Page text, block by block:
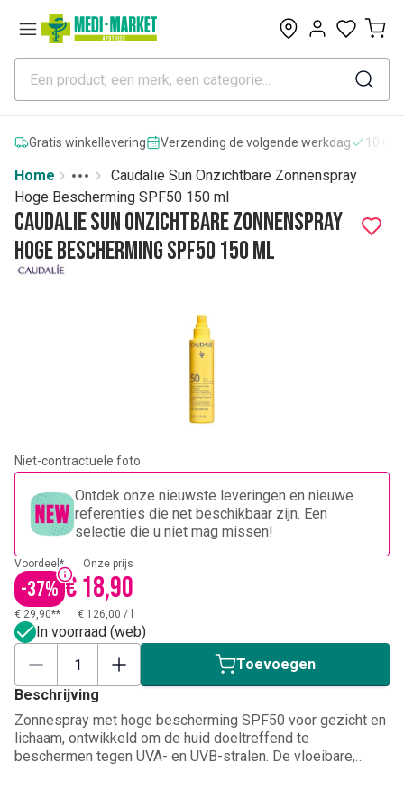
0
Gratis winkellevering Verzending de volgende werkdag
Home
More
Toggle menu
Caudalie Sun Onzichtbare Zonnenspray
Hoge Bescherming SPF50 150 ml
Caudalie Sun Onzichtbare Zonnenspray
Hoge Bescherming SPF50 150 ml
Niet-contractuele foto
Ontdek onze nieuwste leveringen en nieuwe
referenties die net beschikbaar zijn. Een
selectie die u niet mag missen!
Voordeel*
-37%
Onze prijs
€ 18,90
€ 29,90** € 126,00 /
In voorraad (web)
Toevoegen
Beschrijving
Zonnespray met hoge bescherming SPF50 voor gezicht en
lichaam, ontwikkeld om de huid doeltreffend te
beschermen tegen UVA- en UVB-stralen. De vloeibare,